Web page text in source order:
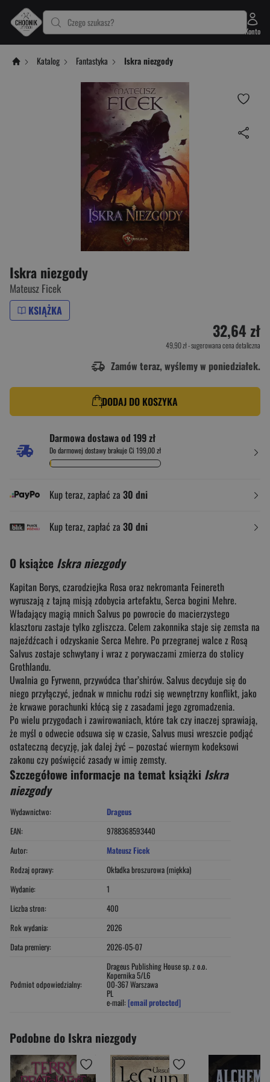
Czego szukasz?
Konto
Katalog Fantastyka Iskra niezgody
Iskra niezgody
Mateusz Ficek
KSIĄŻKA
32,64 zł
49,90 zł- sugerowana cena detaliczna
Zamów teraz, wyślemy w poniedziałek.
DODAJ DO KOSZYKA
Darmowa dostawa od 199 zł
Do darmowej dostawy brakuje Ci 199,00 zł
Kup teraz, zapłać za 30 dni
Kup teraz, zapłać za 30 dni
O książce Iskra niezgody
Kapitan Borys, czarodziejka Rosa oraz nekromanta Feinereth
wyruszają z tajną misją zdobycia artefaktu, Serca bogini Mehre.
Władający magią mnich Salvus po powrocie do macierzystego
klasztoru zastaje tylko zgliszcza. Celem zakonnika staje się zemsta na
najeźdźcach i odzyskanie Serca Mehre. Po przegranej walce z Rosą
Salvus zostaje schwytany i wraz z porywaczami zmierza do stolicy
Grothlandu.
Uwalnia go Fyrwenn, przywódca thar’shirów. Salvus decyduje się do
niego przyłączyć, jednak w mnichu rodzi się wewnętrzny konflikt, jako
że krwawe porachunki kłócą się z zasadami jego zgromadzenia.
Po wielu przygodach i zawirowaniach, które tak czy inaczej sprawiają,
że myśl o odwecie odsuwa się w czasie, Salvus musi wreszcie podjąć
ostateczną decyzję, jak dalej żyć – pozostać wiernym kodeksowi
zakonu czy poświęcić zasady w imię zemsty.
Szczegółowe informacje na temat książki Iskra
niezgody
Wydawnictwo:
Drageus
EAN:
9788368593440
Autor:
Mateusz Ficek
Rodzaj oprawy:
Okładka broszurowa (miękka)
Wydanie:
1
Liczba stron:
400
Rok wydania:
2026
Data premiery:
2026-05-07
Podmiot odpowiedzialny:
Drageus Publishing House sp. z o.o.
Kopernika 5/L6
00-367 Warszawa
PL
e-mail: [email protected]
Podobne do Iskra niezgody